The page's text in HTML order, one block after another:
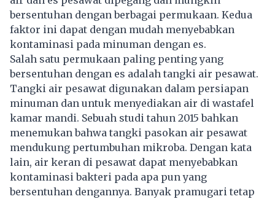
bersentuhan dengan berbagai permukaan. Kedua
faktor ini dapat dengan mudah menyebabkan
kontaminasi pada minuman dengan es.
Salah satu permukaan paling penting yang
bersentuhan dengan es adalah tangki air pesawat.
Tangki air pesawat digunakan dalam persiapan
minuman dan untuk menyediakan air di wastafel
kamar mandi. Sebuah studi tahun 2015 bahkan
menemukan bahwa tangki pasokan air pesawat
mendukung pertumbuhan mikroba. Dengan kata
lain, air keran di pesawat dapat menyebabkan
kontaminasi bakteri pada apa pun yang
bersentuhan dengannya. Banyak pramugari tetap